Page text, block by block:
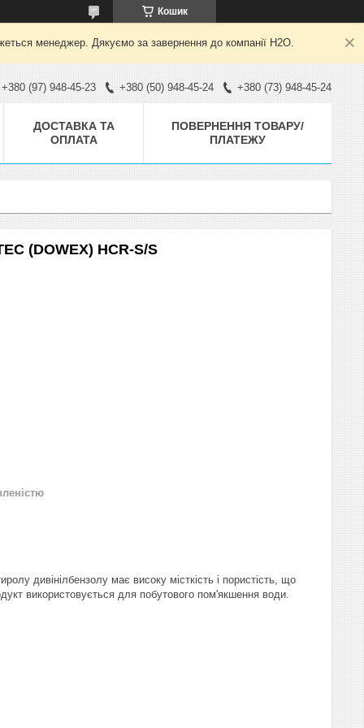
Кошик
менеджер. Дякуємо за завернення до компанії H2O.
+380 (97) 948-45-23 +380 (50) 948-45-24 +380 (73) 948-45-24
ДОСТАВКА ТА
ОПЛАТА
ПОВЕРНЕННЯ ТОВАРУ/
ПЛАТЕЖУ
(DOWEX) HCR-S/S
дивінілбензолу має високу місткість і пористість, що
використовується для побутового пом'якшення води.